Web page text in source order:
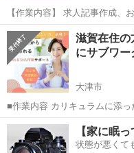
【作業内容】 求人記事作成、お問い合わせやり取り、学びながら稼 い
でいただきます。 【活動時間】 ご自身の出来る時間帯で大丈夫です。
1日1時間〜OK ※長
滋賀 栗東市 キャンペ
滋賀在住の
にサブワー
大津市
■作業内容 カリキュラムに添っ
わせのメッセージやり取り、SNSの運営など
してお 仕 事していただけます
めます☆ ...
滋賀 大津市 キャンペ
【家に眠
状態が悪くて